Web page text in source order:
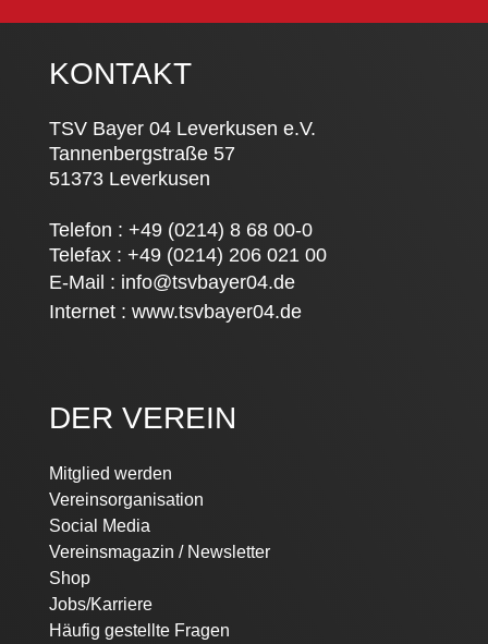
KONTAKT
TSV Bayer 04 Leverkusen e.V.
Tannenbergstraße 57
51373 Leverkusen
Telefon : +49 (0214) 8 68 00-0
Telefax : +49 (0214) 206 021 00
E-Mail : info@tsvbayer04.de
Internet : www.tsvbayer04.de
DER VEREIN
Navigation
überspringen
Mitglied werden
Vereinsorganisation
Social Media
Vereinsmagazin / Newsletter
Shop
Jobs/Karriere
Häufig gestellte Fragen